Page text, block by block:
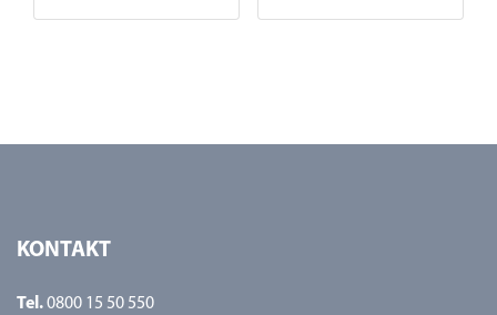
KONTAKT
Tel.0800 15 50 550